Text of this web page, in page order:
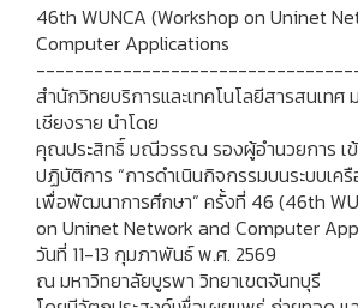
46th WUNCA (Workshop on Uninet
Computer Applications
สำนักวิทยบริการและเทคโนโลยีสารสนเทศ
เชียงราย นำโดย
คุณประสิทธิ์ มณีวรรณ รองผู้อำนวยการ เข้
ปฏิบัติการ “การดำเนินกิจกรรมบนระบบเค
เพื่อพัฒนาการศึกษา” ครั้งที่ 46 (46th
on Uninet Network and Computer
วันที่ 11-13 กุมภาพันธ์ พ.ศ. 2569
ณ มหาวิทยาลัยบูรพา วิทยาเขตจันทบุรี